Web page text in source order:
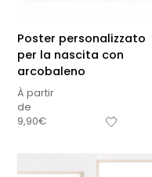
Poster personalizzato
per la nascita con
arcobaleno
À partir
de
9,90€